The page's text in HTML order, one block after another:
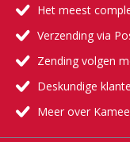
Het meest
Verzending via
Zending volgen
Deskundige
Meer over